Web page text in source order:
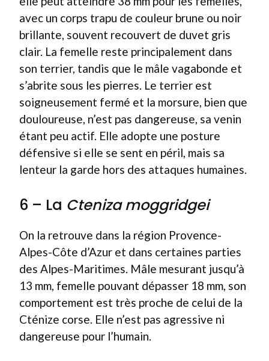
avec un corps trapu de couleur brune ou noir
brillante, souvent recouvert de duvet gris
clair. La femelle reste principalement dans
son terrier, tandis que le mâle vagabonde et
s’abrite sous les pierres. Le terrier est
soigneusement fermé et la morsure, bien que
douloureuse, n’est pas dangereuse, sa venin
étant peu actif. Elle adopte une posture
défensive si elle se sent en péril, mais sa
lenteur la garde hors des attaques humaines.
6 – La Cteniza moggridgei
On la retrouve dans la région Provence-
Alpes-Côte d’Azur et dans certaines parties
des Alpes-Maritimes. Mâle mesurant jusqu’à
13 mm, femelle pouvant dépasser 18 mm, son
comportement est très proche de celui de la
Cténize corse. Elle n’est pas agressive ni
dangereuse pour l’humain.